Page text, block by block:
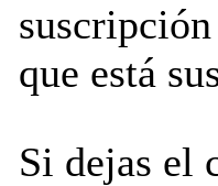
que está
Si dejas el